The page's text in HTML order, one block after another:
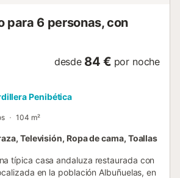
para 6 personas, con
desde 84 € por noche
Penibética
104 m²
Televisión, Ropa de cama, Toallas
típica casa andaluza restaurada con
en la población Albuñuelas, en